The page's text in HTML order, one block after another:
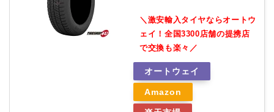
＼激安輸入タイヤならオートウ
ェイ！全国3300店舗の提携店
で交換も楽々／
オートウェイ
Amazon